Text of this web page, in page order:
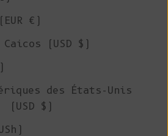
€)
(USD $)
des États-Unis
(USD $)